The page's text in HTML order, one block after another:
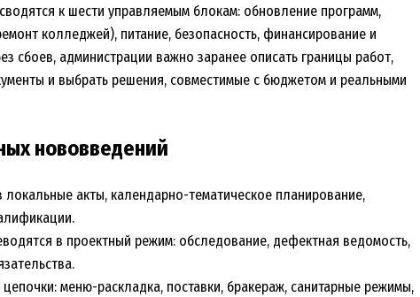
к шести управляемым блокам: обновление программ,
колледжей), питание, безопасность, финансирование и
сбоев, администрации важно заранее описать границы работ,
и выбрать решения, совместимые с бюджетом и реальными
нововведений
акты, календарно-тематическое планирование,
в проектный режим: обследование, дефектная ведомость,
меню-раскладка, поставки, бракераж, санитарные режимы,